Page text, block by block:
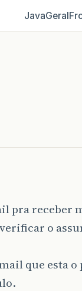
JavaGeral
pra receber
o
que esta